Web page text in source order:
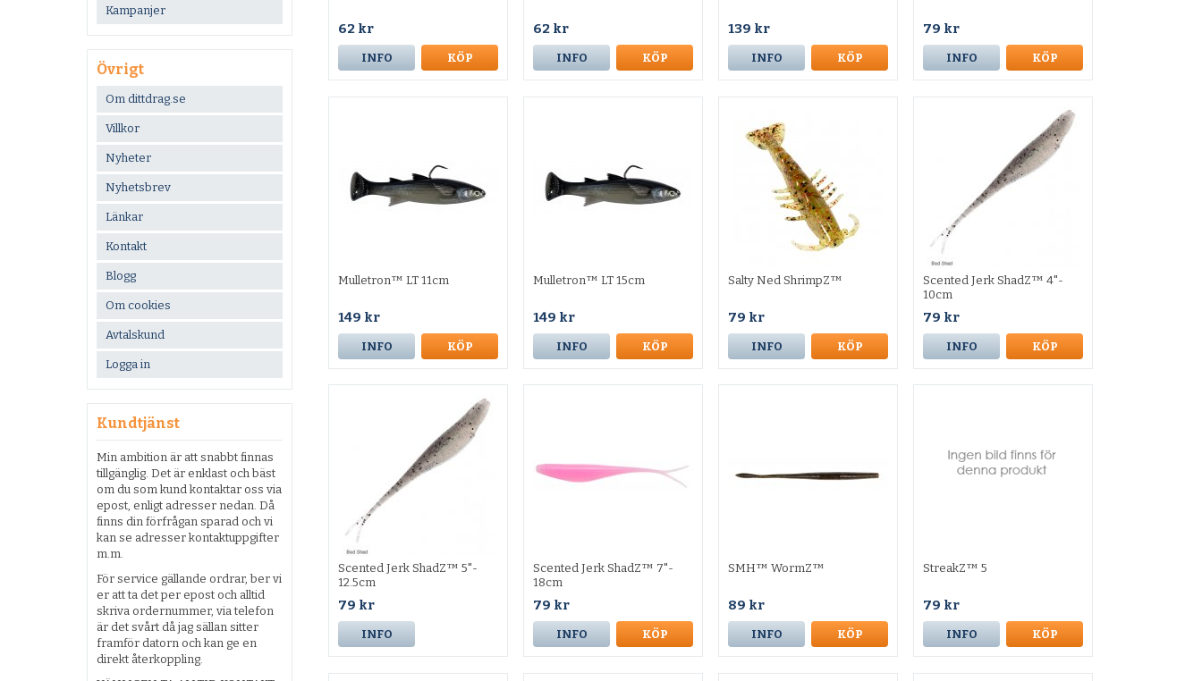
Kampanjer
Övrigt
Om dittdrag.se
Villkor
Nyheter
Nyhetsbrev
Länkar
Kontakt
Blogg
Om cookies
Avtalskund
Logga in
Kundtjänst
Min ambition är att snabbt finnas
tillgänglig. Det är enklast och bäst
om du som kund kontaktar oss via
epost, enligt adresser nedan. Då
finns din förfrågan sparad och vi
kan se adresser kontaktuppgifter
m.m.
För service gällande ordrar, ber vi
er att ta det per epost och alltid
skriva ordernummer, via telefon
är det svårt då jag sällan sitter
framför datorn och kan ge en
direkt återkoppling.
62 kr
INFO KÖP
62 kr
INFO KÖP
139 kr
INFO KÖP
79 kr
INFO KÖP
Mulletron™ LT 11cm
149 kr
INFO KÖP
Mulletron™ LT 15cm
149 kr
INFO KÖP
Salty Ned ShrimpZ™
79 kr
INFO KÖP
Scented Jerk ShadZ™ 4"-
10cm
79 kr
INFO KÖP
Scented Jerk ShadZ™ 5"-
12.5cm
79 kr
INFO
Scented Jerk ShadZ™ 7"-
18cm
79 kr
INFO KÖP
SMH™ WormZ™
89 kr
INFO KÖP
StreakZ™ 5
79 kr
INFO KÖP